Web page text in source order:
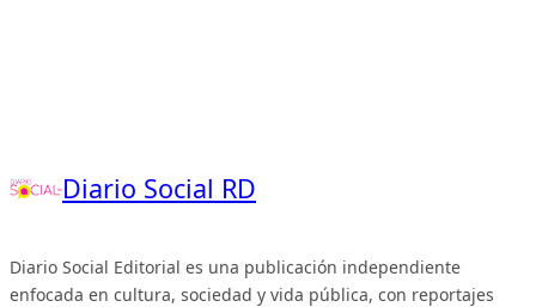
Diario Social RD
Diario Social Editorial es una publicación independiente
enfocada en cultura, sociedad y vida pública, con reportajes